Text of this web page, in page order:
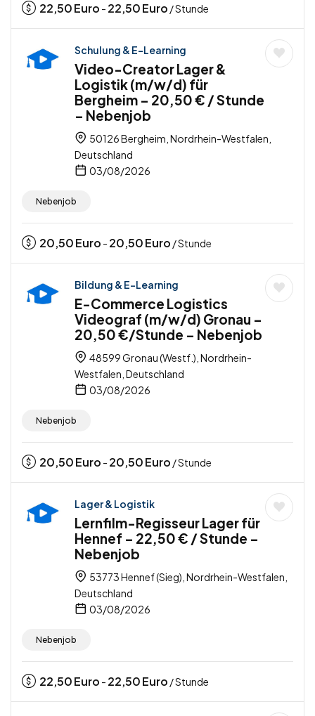
22,50Euro - 22,50Euro / Stunde
Schulung & E-Learning
Video-Creator Lager &
Logistik (m/w/d) für
Bergheim – 20,50 € / Stunde
– Nebenjob
50126 Bergheim, Nordrhein-Westfalen,
Deutschland
03/08/2026
Nebenjob
20,50Euro - 20,50Euro / Stunde
Bildung & E-Learning
E-Commerce Logistics
Videograf (m/w/d) Gronau –
20,50 €/Stunde – Nebenjob
48599 Gronau (Westf.), Nordrhein-
Westfalen, Deutschland
03/08/2026
Nebenjob
20,50Euro - 20,50Euro / Stunde
Lager & Logistik
Lernfilm-Regisseur Lager für
Hennef – 22,50 € / Stunde –
Nebenjob
53773 Hennef (Sieg), Nordrhein-Westfalen,
Deutschland
03/08/2026
Nebenjob
22,50Euro - 22,50Euro / Stunde